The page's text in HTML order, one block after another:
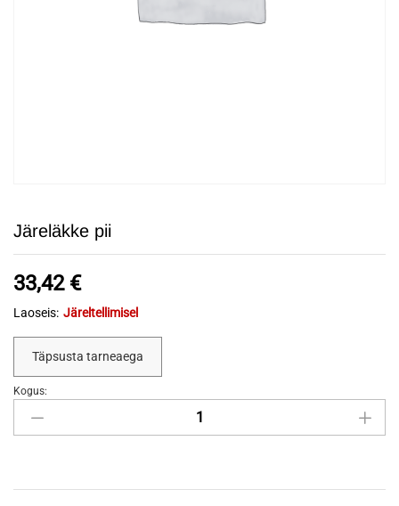
Järeläkke pii
33,42 €
Laoseis: Järeltellimisel
Täpsusta tarneaega
Järeläkke
Kogus: